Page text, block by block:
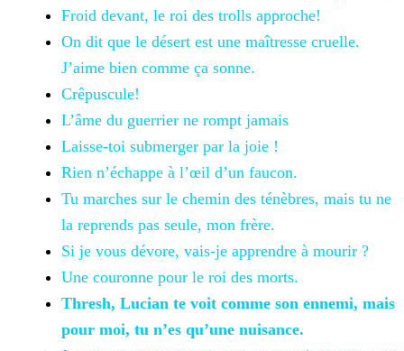
Froid devant, le roi des trolls approche!
On dit que le désert est une maîtresse cruelle.
J’aime bien comme ça sonne.
Crêpuscule!
L’âme du guerrier ne rompt jamais
Laisse-toi submerger par la joie !
Rien n’échappe à l’œil d’un faucon.
Tu marches sur le chemin des ténèbres, mais tu ne
la reprends pas seule, mon frère.
Si je vous dévore, vais-je apprendre à mourir ?
Une couronne pour le roi des morts.
Thresh, Lucian te voit comme son ennemi, mais
pour moi, tu n’es qu’une nuisance.